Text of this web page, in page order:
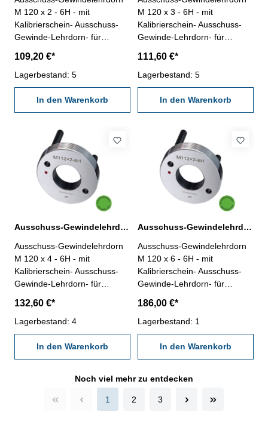
M 120 x 2 - 6H - mit
Kalibrierschein- Ausschuss-
Gewinde-Lehrdorn- für
rechts- aus gehärtetem
Lehrenstahl- Norm DIN 13,
6H- mit Erleichterungsbohrung
und zwei Handgriffen
Nennmaß: M 120 x 2
109,20 €*
Lagerbestand: 5
In den Warenkorb
M 120 x 3 - 6H - mit
Kalibrierschein- Ausschuss-
Gewinde-Lehrdorn- für
rechts- aus gehärtetem
Lehrenstahl- Norm DIN 13,
6H- mit Erleichterungsbohrung
und zwei Handgriffen
Nennmaß: M 120 x 3
111,60 €*
Lagerbestand: 5
In den Warenkorb
Ausschuss-Gewindelehrdorn M 120 x 4 - 6H DIN 13
Ausschuss-Gewindelehrdorn
M 120 x 4 - 6H - mit
Kalibrierschein- Ausschuss-
Gewinde-Lehrdorn- für
rechts- aus gehärtetem
Lehrenstahl- Norm DIN 13,
6H- mit Erleichterungsbohrung
und zwei Handgriffen
Nennmaß: M 120 x 4
132,60 €*
Lagerbestand: 4
In den Warenkorb
Ausschuss-Gewindelehrdorn M 120 x 6 - 6H DIN 13
Ausschuss-Gewindelehrdorn
M 120 x 6 - 6H - mit
Kalibrierschein- Ausschuss-
Gewinde-Lehrdorn- für
rechts- aus gehärtetem
Lehrenstahl- Norm DIN 13,
6H- mit Erleichterungsbohrung
und zwei Handgriffen
Nennmaß: M 120 x 6
186,00 €*
Lagerbestand: 1
In den Warenkorb
Noch viel mehr zu entdecken
1 2 3